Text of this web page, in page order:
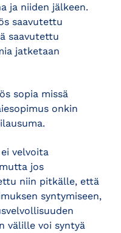
ja niiden jälkeen.
saavutettu
saavutettu
jatketaan
sopia missä
onkin
velvoita
jos
niin pitkälle, että
syntymiseen,
välille voi syntyä